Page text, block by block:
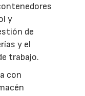
y
de
y el
trabajo.
con